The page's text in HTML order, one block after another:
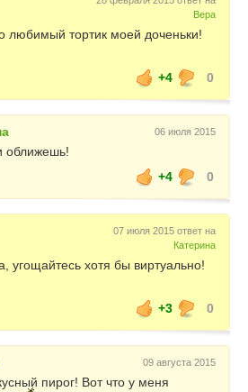
Вера
любимый тортик моей доченьки!
+4 0
06 июля 2015
оближешь!
+4
0
07 июля 2015 ответ на
Катерина
угощайтесь хотя бы виртуально!
+3 0
09 августа 2015
пирог! Вот что у меня